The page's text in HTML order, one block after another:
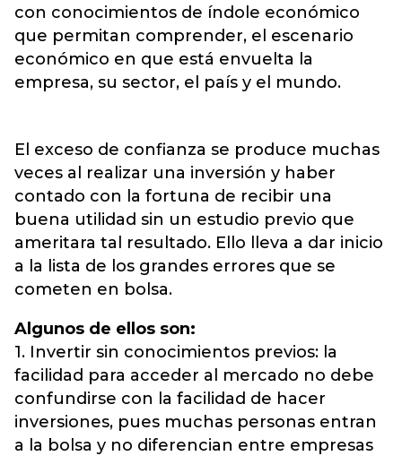
con conocimientos de índole económico
que permitan comprender, el escenario
económico en que está envuelta la
empresa, su sector, el país y el mundo.
El exceso de confianza se produce muchas
veces al realizar una inversión y haber
contado con la fortuna de recibir una
buena utilidad sin un estudio previo que
ameritara tal resultado. Ello lleva a dar inicio
a la lista de los grandes errores que se
cometen en bolsa.
Algunos de ellos son:
1. Invertir sin conocimientos previos: la
facilidad para acceder al mercado no debe
confundirse con la facilidad de hacer
inversiones, pues muchas personas entran
a la bolsa y no diferencian entre empresas